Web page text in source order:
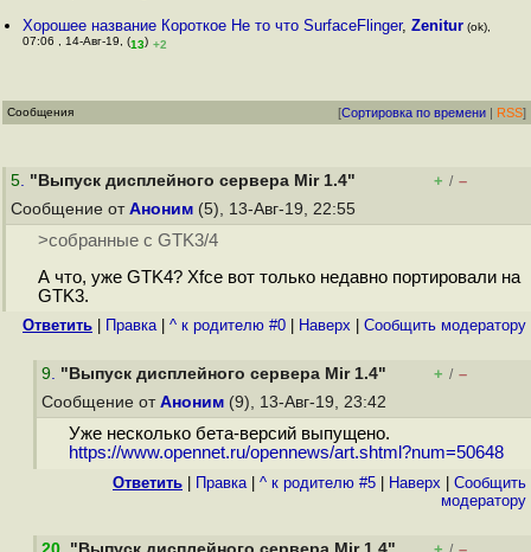
Хорошее название Короткое Не то что SurfaceFlinger,Zenitur (ok),
07:06 , 14-Авг-19, (13) +2
Сообщения [Сортировка по времени | RSS]
5. "Выпуск дисплейного сервера Mir 1.4" + / –
Сообщение от Аноним (5), 13-Авг-19, 22:55
>собранные с GTK3/4
А что, уже GTK4? Xfce вот только недавно портировали на
GTK3.
Ответить Правка| ^ к родителю #0 Наверх Cообщить модератору
9. "Выпуск дисплейного сервера Mir 1.4" + / –
Сообщение от Аноним (9), 13-Авг-19, 23:42
Уже несколько бета-версий выпущено.
https://www.opennet.ru/opennews/art.shtml?num=50648
Ответить Правка| ^ к родителю #5 Наверх
Cообщить
модератору